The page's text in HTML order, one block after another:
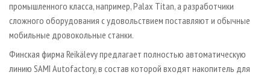
промышленного класса, например, Palax Titan, а разработчики
сложного оборудования с удовольствием поставляют и обычные
мобильные дровокольные станки.
Финская фирма Reikälevy предлагает полностью автоматическую
линию SAMI Autofactory, в состав которой входят накопитель для